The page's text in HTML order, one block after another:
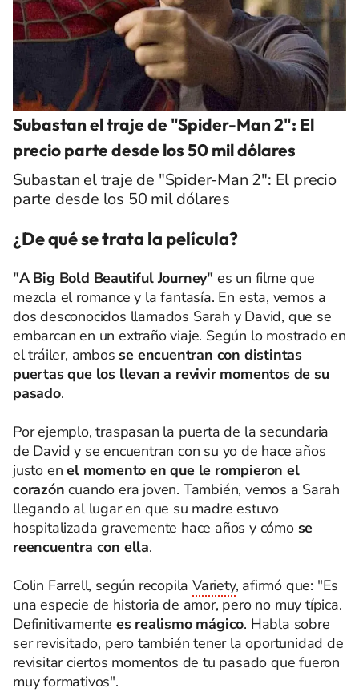
Subastan el traje de "Spider-Man 2": El
precio parte desde los 50 mil dólares
Subastan el traje de "Spider-Man 2": El precio
parte desde los 50 mil dólares
¿De qué se trata la película?
"A Big Bold Beautiful Journey" es un filme que
mezcla el romance y la fantasía. En esta, vemos a
dos desconocidos llamados Sarah y David, que se
embarcan en un extraño viaje. Según lo mostrado en
el tráiler, ambos se encuentran con distintas
puertas que los llevan a revivir momentos de su
pasado.
Por ejemplo, traspasan la puerta de la secundaria
de David y se encuentran con su yo de hace años
justo enel momento en que le rompieron el
corazón cuando era joven. También, vemos a Sarah
llegando al lugar en que su madre estuvo
hospitalizada gravemente hace años y cómo se
reencuentra con ella.
Colin Farrell, según recopilaVariety, afirmó que: "Es
una especie de historia de amor, pero no muy típica.
Definitivamente es realismo mágico. Habla sobre
ser revisitado, pero también tener la oportunidad de
revisitar ciertos momentos de tu pasado que fueron
muy formativos".